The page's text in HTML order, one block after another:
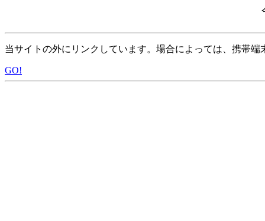
当サイトの外にリンクしています。場合によっては、携帯
GO!